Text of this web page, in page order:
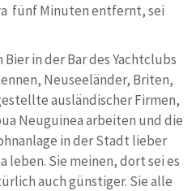
fünf Minuten entfernt, sei
in der Bar des Yachtclubs
Neuseeländer, Briten,
ausländischer Firmen,
Neuguinea arbeiten und die
in der Stadt lieber
leben. Sie meinen, dort sei es
auch günstiger. Sie alle